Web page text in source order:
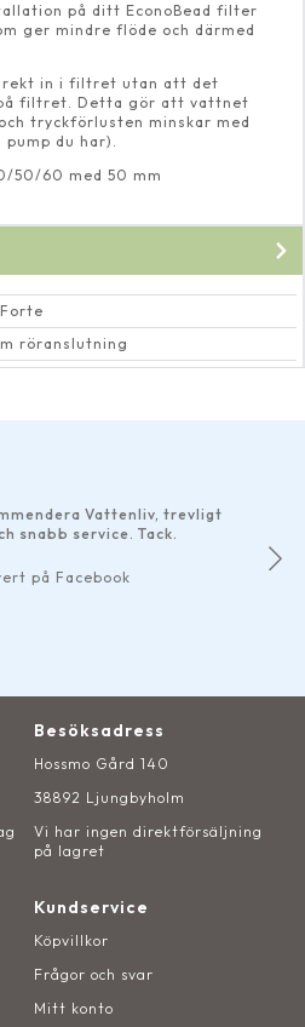
på ditt EconoBead filter
ger mindre flöde och därmed
in i filtret utan att det
filtret. Detta gör att vattnet
tryckförlusten minskar med
du har).
50/60 med 50 mm
röranslutning
Vattenliv, trevligt
snabb service. Tack.
på Facebook
Besöksadress
Hossmo Gård 140
38892 Ljungbyholm
Vi har ingen direktförsäljning
på lagret
Kundservice
Köpvillkor
Frågor och svar
Mitt konto